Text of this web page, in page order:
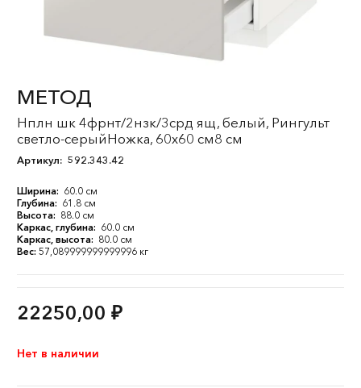
МЕТОД
Нплн шк 4фрнт/2нзк/3срд ящ, белый, Рингульт
светло-серыйНожка, 60x60 см8 см
Артикул: 592.343.42
Ширина: 60.0 см
Глубина: 61.8 см
Высота: 88.0 см
Каркас, глубина: 60.0 см
Каркас, высота: 80.0 см
Вес: 57,089999999999996 кг
22250,00 ₽
Нет в наличии